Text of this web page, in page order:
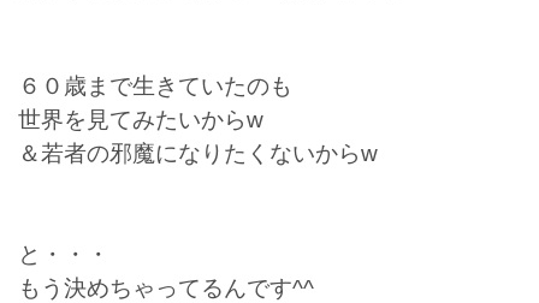
６０歳まで生きていたのも
世界を見てみたいからw
＆若者の邪魔になりたくないからw
と・・・
もう決めちゃってるんです^^